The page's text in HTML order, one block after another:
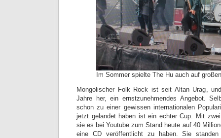
Im Sommer spielte The Hu auch auf
Mongolischer Folk Rock ist seit Altan Urag,
Jahre her, ein ernstzunehmendes Angebot.
schon zu einer gewissen internationalen
jetzt gelandet haben ist ein echter Cup. Mit
sie es bei Youtube zum Stand heute auf 40
eine CD veröffentlicht zu haben. Sie